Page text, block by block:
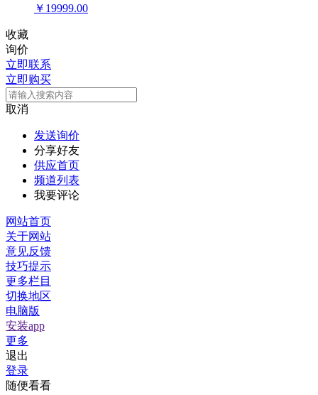
￥ 19999.00
收藏
询价
立即联系
立即购买
取消
发送询价
分享好友
供应首页
频道列表
我要评论
网站首页
关于网站
意见反馈
技巧提示
更多栏目
切换地区
电脑版
安装app
更多
退出
登录
随便看看